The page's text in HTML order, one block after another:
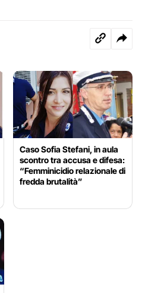
Caso Sofia Stefani, in aula
scontro tra accusa e difesa:
“Femminicidio relazionale di
fredda brutalità”